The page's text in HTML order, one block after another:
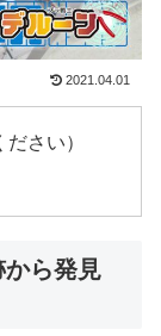
2021.04.01
さい）
ら発見